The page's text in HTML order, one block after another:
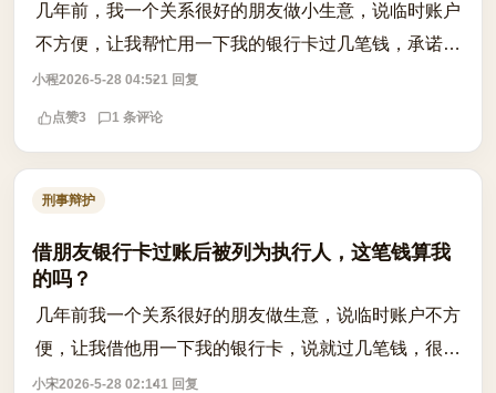
几年前，我一个关系很好的朋友做小生意，说临时账户
不方便，让我帮忙用一下我的银行卡过几笔钱，承诺很
快就会转走，不会影响我。我当时信了，也没多想，就
把他要的金额和流水都配合了。结果现在...
小程2026-5-28 04:521 回复
点赞3 1 条评论
刑事辩护
借朋友银行卡过账后被列为执行人，这笔钱算我
的吗？
几年前我一个关系很好的朋友做生意，说临时账户不方
便，让我借他用一下我的银行卡，说就过几笔钱，很快
就会转走，不会影响我。我当时信了，也没多想，就把
小宋2026-5-28 02:141 回复